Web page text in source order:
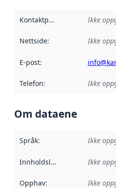
Kontaktpunkt Ikke
Nettside: Ikke
E-post:
Telefon: Ikke
Om dataene
Språk: Ikke
Innholdsleverandører :
Ikke
Opphav: Ikke